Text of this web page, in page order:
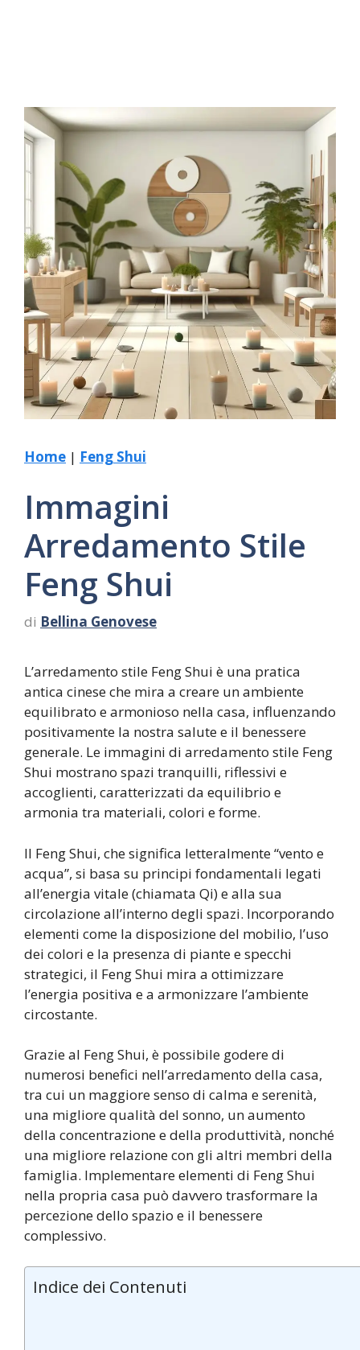
Home | Feng Shui
Immagini
Arredamento Stile
Feng Shui
di Bellina Genovese
L’arredamento stile Feng Shui è una pratica
antica cinese che mira a creare un ambiente
equilibrato e armonioso nella casa, influenzando
positivamente la nostra salute e il benessere
generale. Le immagini di arredamento stile Feng
Shui mostrano spazi tranquilli, riflessivi e
accoglienti, caratterizzati da equilibrio e
armonia tra materiali, colori e forme.
Il Feng Shui, che significa letteralmente “vento e
acqua”, si basa su principi fondamentali legati
all’energia vitale (chiamata Qi) e alla sua
circolazione all’interno degli spazi. Incorporando
elementi come la disposizione del mobilio, l’uso
dei colori e la presenza di piante e specchi
strategici, il Feng Shui mira a ottimizzare
l’energia positiva e a armonizzare l’ambiente
circostante.
Grazie al Feng Shui, è possibile godere di
numerosi benefici nell’arredamento della casa,
tra cui un maggiore senso di calma e serenità,
una migliore qualità del sonno, un aumento
della concentrazione e della produttività, nonché
una migliore relazione con gli altri membri della
famiglia. Implementare elementi di Feng Shui
nella propria casa può davvero trasformare la
percezione dello spazio e il benessere
complessivo.
Indice dei Contenuti